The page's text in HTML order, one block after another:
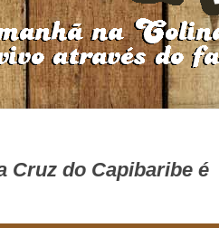
Cruz do Capibaribe é